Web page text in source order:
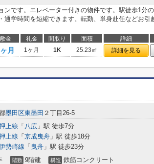
ンです。エレベーター付きの物件です。駅徒歩1分
通学時間を短縮できます。転勤、単身赴任などお引
敷金 礼金 間取り 面積 詳細
月 1ヶ月 1K 25.23㎡ 詳細を見る
墨田区東墨田 ２丁目26-5
上線 「 八広 」駅 徒歩7分
上線 「 京成曳舟 」駅 徒歩18分
勢崎線 「 曳舟 」駅 徒歩23分
階数 9階建 構造 鉄筋コンクリート